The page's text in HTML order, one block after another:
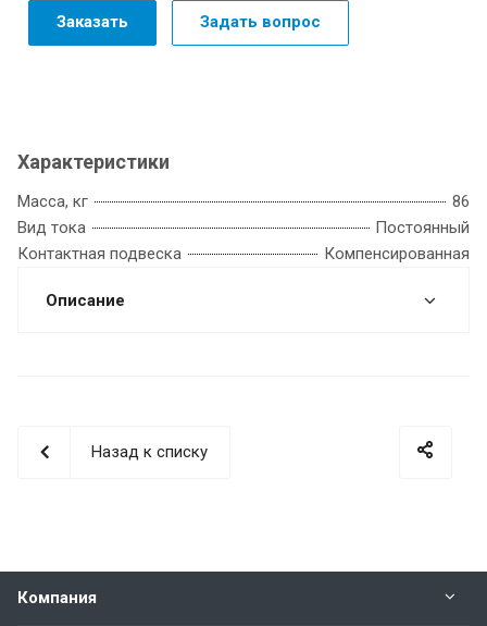
Заказать Задать вопрос
Характеристики
Масса, кг
86
Вид тока
Постоянный
Контактная подвеска
Компенсированная
Описание
Назад к списку
Компания